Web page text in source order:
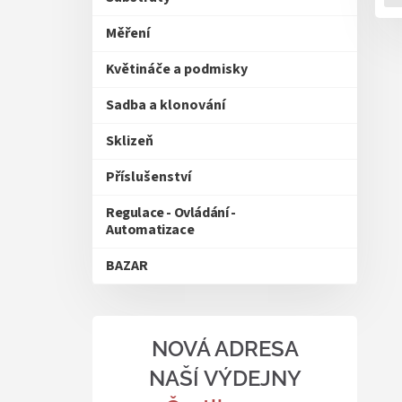
Měření
Květináče a podmisky
Sadba a klonování
Sklizeň
Příslušenství
Regulace - Ovládání -
Automatizace
BAZAR
NOVÁ ADRESA
NAŠÍ VÝDEJNY